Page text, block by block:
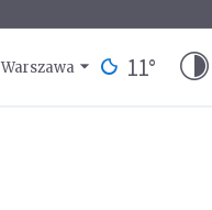
Warszawa 11°